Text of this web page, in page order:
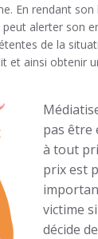
En rendant son
peut alerter son
de la
et ainsi obtenir
pas être
à tout
prix est
victime
décide